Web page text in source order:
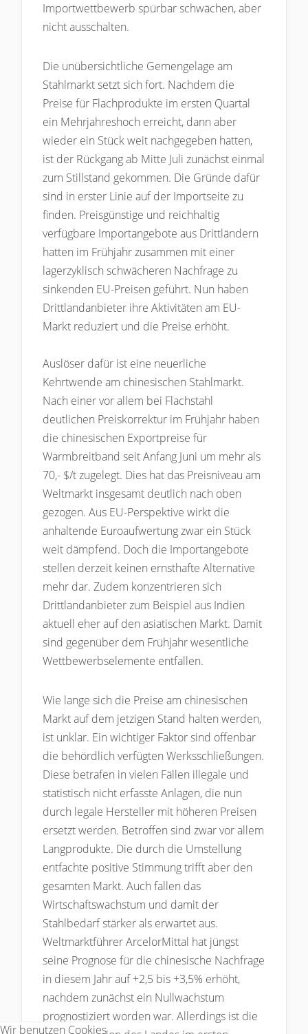
Importwettbewerb spürbar schwächen, aber
nicht ausschalten.
Die unübersichtliche Gemengelage am
Stahlmarkt setzt sich fort. Nachdem die
Preise für Flachprodukte im ersten Quartal
ein Mehrjahreshoch erreicht, dann aber
wieder ein Stück weit nachgegeben hatten,
ist der Rückgang ab Mitte Juli zunächst einmal
zum Stillstand gekommen. Die Gründe dafür
sind in erster Linie auf der Importseite zu
finden. Preisgünstige und reichhaltig
verfügbare Importangebote aus Drittländern
hatten im Frühjahr zusammen mit einer
lagerzyklisch schwächeren Nachfrage zu
sinkenden EU-Preisen geführt. Nun haben
Drittlandanbieter ihre Aktivitäten am EU-
Markt reduziert und die Preise erhöht.
Auslöser dafür ist eine neuerliche
Kehrtwende am chinesischen Stahlmarkt.
Nach einer vor allem bei Flachstahl
deutlichen Preiskorrektur im Frühjahr haben
die chinesischen Exportpreise für
Warmbreitband seit Anfang Juni um mehr als
70,- $/t zugelegt. Dies hat das Preisniveau am
Weltmarkt insgesamt deutlich nach oben
gezogen. Aus EU-Perspektive wirkt die
anhaltende Euroaufwertung zwar ein Stück
weit dämpfend. Doch die Importangebote
stellen derzeit keinen ernsthafte Alternative
mehr dar. Zudem konzentrieren sich
Drittlandanbieter zum Beispiel aus Indien
aktuell eher auf den asiatischen Markt. Damit
sind gegenüber dem Frühjahr wesentliche
Wettbewerbselemente entfallen.
Wie lange sich die Preise am chinesischen
Markt auf dem jetzigen Stand halten werden,
ist unklar. Ein wichtiger Faktor sind offenbar
die behördlich verfügten Werksschließungen.
Diese betrafen in vielen Fällen illegale und
statistisch nicht erfasste Anlagen, die nun
durch legale Hersteller mit höheren Preisen
ersetzt werden. Betroffen sind zwar vor allem
Langprodukte. Die durch die Umstellung
entfachte positive Stimmung trifft aber den
gesamten Markt. Auch fallen das
Wirtschaftswachstum und damit der
Stahlbedarf stärker als erwartet aus.
Weltmarktführer ArcelorMittal hat jüngst
seine Prognose für die chinesische Nachfrage
in diesem Jahr auf +2,5 bis +3,5% erhöht,
nachdem zunächst ein Nullwachstum
prognostiziert worden war. Allerdings ist die
Wir benutzen Cookies